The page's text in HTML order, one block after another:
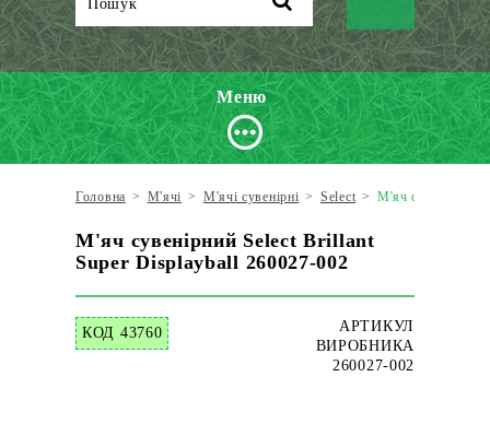
Меню
Головна > М'ячі > М'ячі сувенірні > Select > М'яч сувенірний
М'яч сувенірний Select Brillant
Super Displayball 260027-002
КОД 43760
АРТИКУЛ
ВИРОБНИКА
260027-002